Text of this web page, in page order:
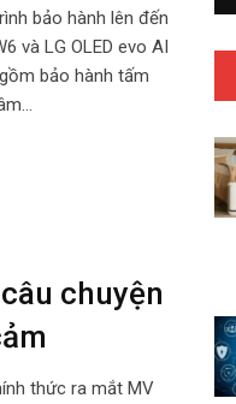
bảo hành lên đến
và LG OLED evo AI
bảo hành tấm
chuyện
thức ra mắt MV